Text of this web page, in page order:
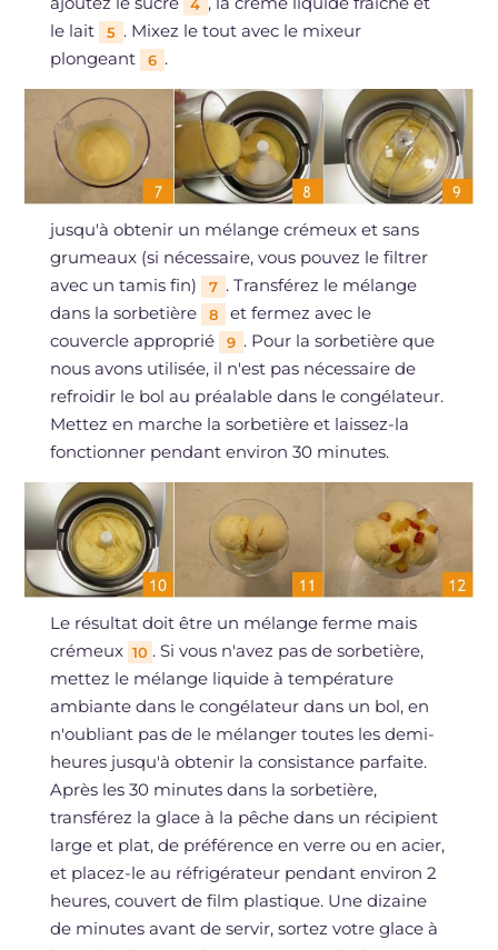
4
le lait
5 . Mixez le tout avec le mixeur
plongeant
6 .
jusqu'à obtenir un mélange crémeux et sans
grumeaux (si nécessaire, vous pouvez le filtrer
avec un tamis fin)
7 . Transférez le mélange
dans la sorbetière
8
et fermez avec le
couvercle approprié
9 . Pour la sorbetière que
nous avons utilisée, il n'est pas nécessaire de
refroidir le bol au préalable dans le congélateur.
Mettez en marche la sorbetière et laissez-la
fonctionner pendant environ 30 minutes.
Le résultat doit être un mélange ferme mais
crémeux 10 . Si vous n'avez pas de sorbetière,
mettez le mélange liquide à température
ambiante dans le congélateur dans un bol, en
n'oubliant pas de le mélanger toutes les demi-
heures jusqu'à obtenir la consistance parfaite.
Après les 30 minutes dans la sorbetière,
transférez la glace à la pêche dans un récipient
large et plat, de préférence en verre ou en acier,
et placez-le au réfrigérateur pendant environ 2
heures, couvert de film plastique. Une dizaine
de minutes avant de servir, sortez votre glace à